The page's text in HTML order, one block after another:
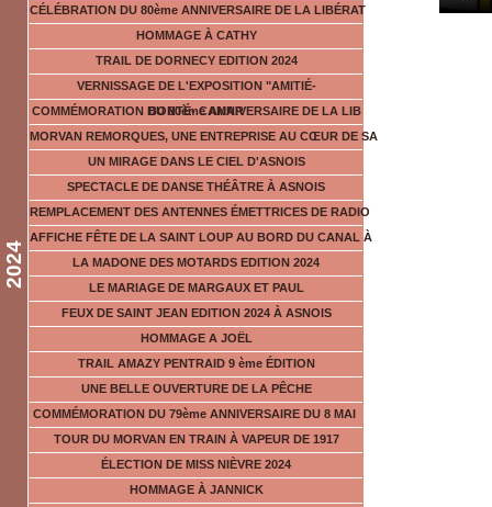
2024
CÉLÉBRATION DU 80ème ANNIVERSAIRE DE LA LIBÉRAT
HOMMAGE À CATHY
TRAIL DE DORNECY EDITION 2024
VERNISSAGE DE L'EXPOSITION "AMITIÉ-
BONTÉ- CAMAR
COMMÉMORATION DU 80ème ANNIVERSAIRE DE LA LIB
MORVAN REMORQUES, UNE ENTREPRISE AU CŒUR DE SA
UN MIRAGE DANS LE CIEL D'ASNOIS
SPECTACLE DE DANSE THÉÂTRE À ASNOIS
REMPLACEMENT DES ANTENNES ÉMETTRICES DE RADIO
AFFICHE FÊTE DE LA SAINT LOUP AU BORD DU CANAL À
LA MADONE DES MOTARDS EDITION 2024
LE MARIAGE DE MARGAUX ET PAUL
FEUX DE SAINT JEAN EDITION 2024 À ASNOIS
HOMMAGE A JOËL
TRAIL AMAZY PENTRAID 9 ème ÉDITION
UNE BELLE OUVERTURE DE LA PÊCHE
COMMÉMORATION DU 79ème ANNIVERSAIRE DU 8 MAI
TOUR DU MORVAN EN TRAIN À VAPEUR DE 1917
ÉLECTION DE MISS NIÈVRE 2024
HOMMAGE À JANNICK